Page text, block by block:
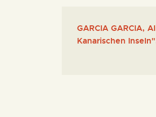
GARCIA GARCIA,
Kanarischen